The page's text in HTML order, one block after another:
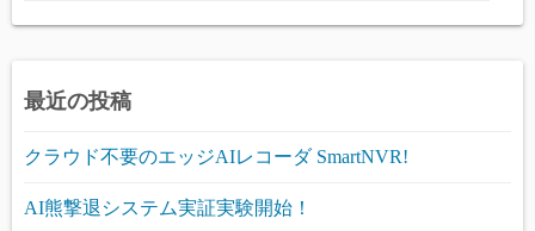
最近の投稿
クラウド不要のエッジAIレコーダ SmartNVR!
AI熊撃退システム実証実験開始！